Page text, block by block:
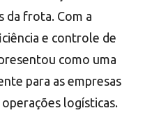
da frota. Com a
e controle de
como uma
para as empresas
logísticas.